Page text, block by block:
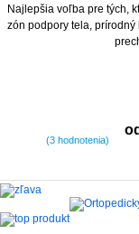
Najlepšia voľba pre tých,
zón podpory tela,
(3 hodnotenia)
-35%